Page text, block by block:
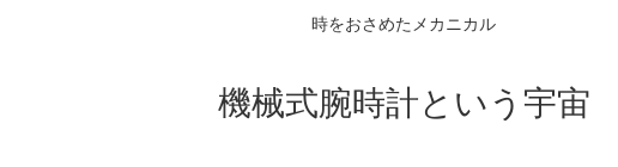
時をおさめたメカニカル
機械式腕時計という宇宙